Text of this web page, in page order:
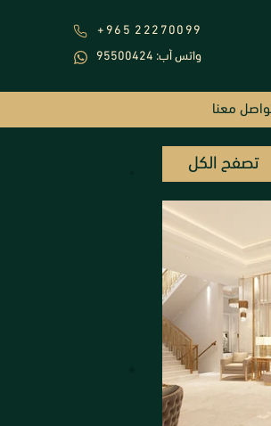
+965 22270099
95500424 :واتس أب
معنا
تصفح الكل